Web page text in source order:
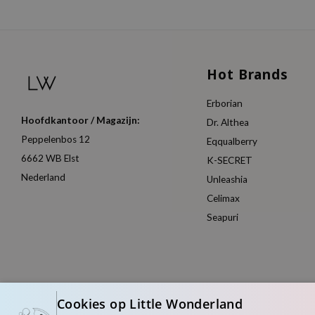
Hoofdkantoor / Magazijn:
Peppelenbos 12
6662 WB Elst
Nederland
Hot Brands
Erborian
Dr. Althea
Eqqualberry
K-SECRET
Unleashia
Celimax
Seapuri
Cookies op Little Wonderland